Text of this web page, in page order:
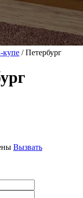
купе / Петербург
Вызвать